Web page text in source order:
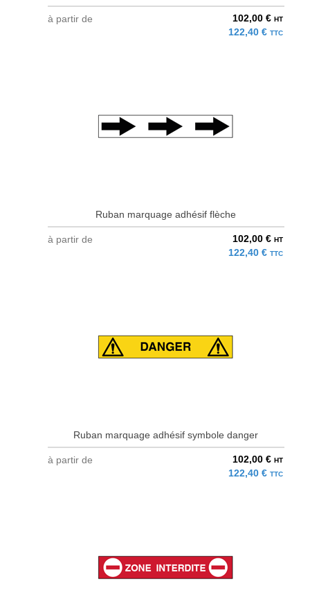
à partir de 102,00 € HT
122,40 € TTC
Ruban marquage adhésif flèche
à partir de 102,00 € HT
122,40 € TTC
Ruban marquage adhésif symbole danger
à partir de 102,00 € HT
122,40 € TTC